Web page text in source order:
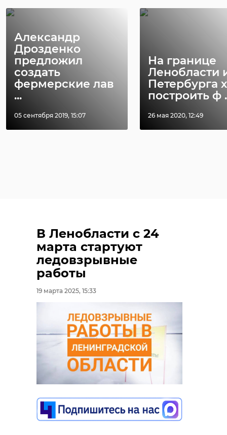
Александр
Дрозденко
предложил
создать
фермерские лав
...
05 сентября 2019, 15:07
На границе
Ленобласти
Петербурга
построить ф
26 мая 2020, 12:49
В Ленобласти с 24
марта стартуют
ледовзрывные
работы
19 марта 2025, 15:33